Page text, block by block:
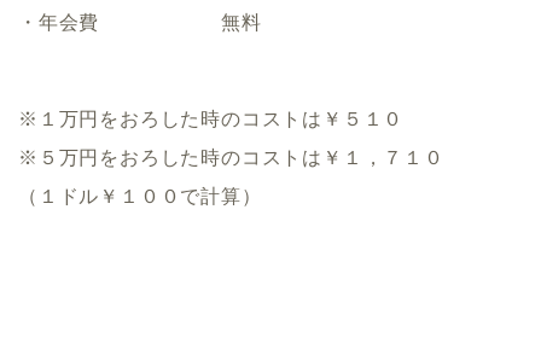
・年会費 無料
※１万円をおろした時のコストは￥５１０
※５万円をおろした時のコストは￥１，７１０
（１ドル￥１００で計算）